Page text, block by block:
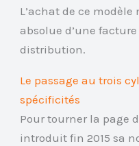
L’achat de ce modèle
absolue d’une
distribution.
Le passage au trois
spécificités
Pour tourner la page
introduit fin 2015 sa